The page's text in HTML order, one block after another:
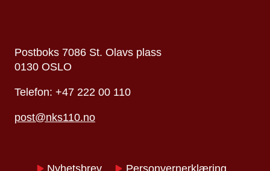
Postboks 7086 St. Olavs plass
0130 OSLO
Telefon: +47 222 00 110
post@nks110.no